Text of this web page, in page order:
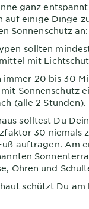
ganz
auf einige Dinge
Sonnenschutz an:
sollten
mit
immer 20 bis 30
Sonnenschutz
(alle 2 Stunden).
solltest Du
30 niemals
auftragen. Am
Ohren und
schützt Du am